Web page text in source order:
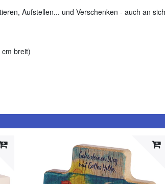
Aufstellen... und Verschenken - auch an
breit)